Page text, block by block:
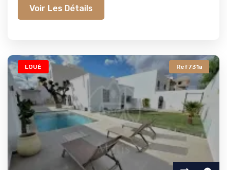
Voir Les Détails
LOUÉ Ref731a